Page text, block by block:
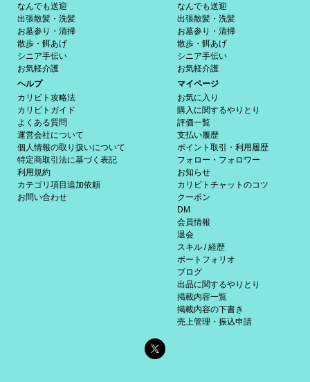
なんでも送迎
出張散髪・洗髪
お墓参り・清掃
散歩・餌あげ
シニア手伝い
お気軽介護
なんでも送迎
出張散髪・洗髪
お墓参り・清掃
散歩・餌あげ
シニア手伝い
お気軽介護
ヘルプ
カリビト攻略法
カリビトガイド
よくある質問
運営会社について
個人情報の取り扱いについて
特定商取引法に基づく表記
利用規約
カテゴリ項目追加依頼
お問い合わせ
マイページ
お気に入り
購入に関するやりとり
評価一覧
支払い履歴
ポイント取引・利用履歴
フォロー・フォロワー
お知らせ
カリビトチャットのコツ
クーポン
DM
会員情報
退会
スキル / 経歴
ポートフォリオ
ブログ
出品に関するやりとり
掲載内容一覧
掲載内容の下書き
売上管理・振込申請